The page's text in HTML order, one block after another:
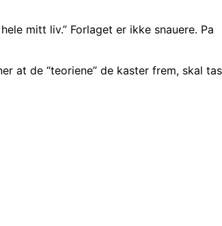
mitt liv.” Forlaget er ikke snauere. Pa
at de “teoriene” de kaster frem, skal tas